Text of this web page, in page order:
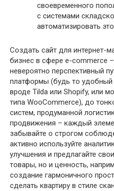
своевременного
с системами
автоматизировать
Создать сайт для интернет-
бизнес в сфере e-commerce
невероятно перспективный
платформы (будь то удобный
вроде Tilda или Shopify, или
типа WooCommerce), до
систем, продуманной
продвижения – каждый
забывайте о строгом
активно используйте
улучшения и предлагайте
товары, но и ценность,
создание гармоничного
сделать квартиру в стиле